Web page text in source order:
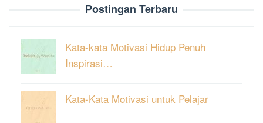
Postingan Terbaru
Kata-kata Motivasi Hidup Penuh
Inspirasi…
Kata-Kata Motivasi untuk Pelajar